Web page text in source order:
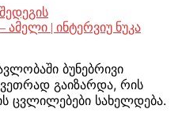
| ინტერვიუ ნუკა
ბუნებრივი
გაიზარდა, რის
ცვლილებები სახელდება.